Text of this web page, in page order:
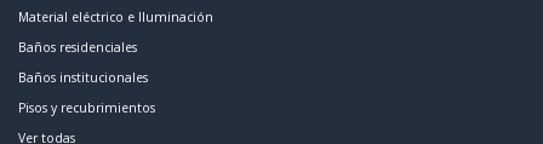
Material eléctrico e Iluminación
Baños residenciales
Baños institucionales
Pisos y recubrimientos
Ver todas